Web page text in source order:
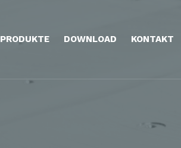
PRODUKTE DOWNLOAD KONTAKT